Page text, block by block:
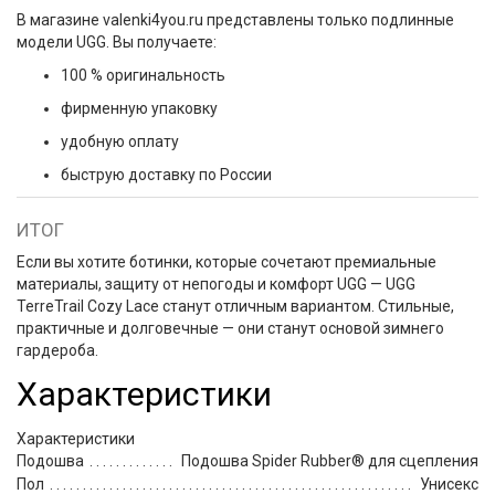
В магазине valenki4you.ru представлены только подлинные
модели UGG. Вы получаете:
100 % оригинальность
фирменную упаковку
удобную оплату
быструю доставку по России
ИТОГ
Если вы хотите ботинки, которые сочетают премиальные
материалы, защиту от непогоды и комфорт UGG — UGG
TerreTrail Cozy Lace станут отличным вариантом. Стильные,
практичные и долговечные — они станут основой зимнего
гардероба.
Характеристики
Характеристики
Подошва
Подошва Spider Rubber® для сцепления
Пол
Унисекс